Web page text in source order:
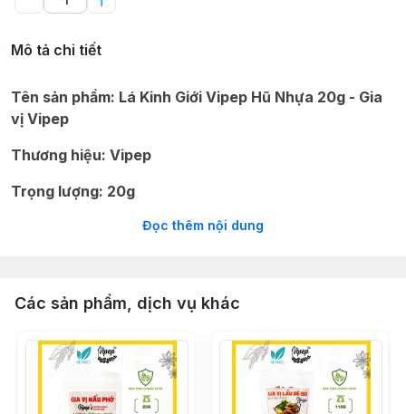
Mô tả chi tiết
Tên sản phẩm: Lá Kinh Giới Vipep Hũ Nhựa 20g - Gia
vị Vipep
Thương hiệu: Vipep
Trọng lượng: 20g
Xuất Xứ: Việt Nam
Ngày sản xuất: In trên bao bì
Hạn sử dụng: 18 tháng
Thành phần: 100% lá kinh giới
Hướng dẫn bảo quản: Nơi khô ráo, thoáng mát hoặc
Đọc thêm nội dung
Các sản phẩm, dịch vụ khác